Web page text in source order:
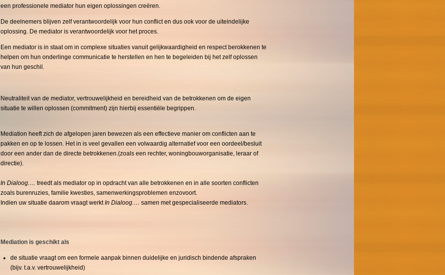
een professionele mediator hun eigen oplossingen creëren.
De deelnemers blijven zelf verantwoordelijk voor hun conflict en dus ook voor de uiteindelijke
oplossing. De mediator is verantwoordelijk voor het proces.
Een mediator is in staat om in complexe situaties vanuit gelijkwaardigheid en respect berokkenen te
helpen om hun onderlinge communicatie te herstellen en hen te begeleiden bij het zelf oplossen
van hun geschil.
Neutraliteit van de mediator, vertrouwelijkheid en bereidheid van de betrokkenen om de eigen
situatie te willen oplossen (commitment) zijn hierbij essentiële begrippen.
Mediation heeft zich de afgelopen jaren bewezen als een effectieve manier om conflicten aan te
pakken en op te lossen. Het in is veel gevallen een volwaardig alternatief voor een oordeel/besluit
door een ander dan de directe betrokkenen.(zoals een rechter, woningbouworganisatie, leraar of
directie).
In Dialoog.… treedt als mediator op in opdracht van alle betrokkenen en in alle soorten conflicten
zoals burenruzies, familie kwesties, samenwerkingsproblemen enzovoort.
Indien uw situatie daarom vraagt werktIn Dialoog.… samen met gespecialiseerde mediators.
Mediation is geschikt als
de situatie vraagt om een formele aanpak binnen duidelijke en juridisch bindende afspraken
(bijv. t.a.v. vertrouwelijkheid)